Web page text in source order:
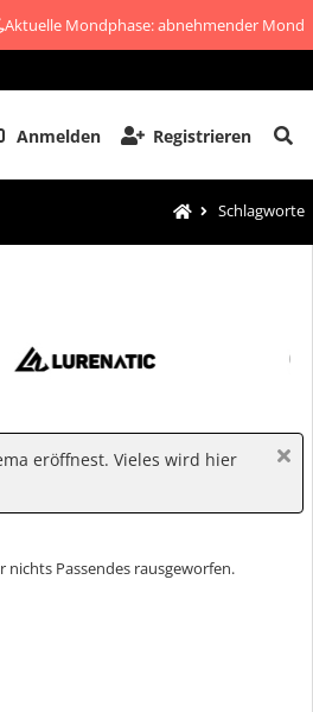
Aktuelle Mondphase: abnehmender Mond
Anmelden Registrieren
Schlagworte
eröffnest. Vieles wird hier
Passendes rausgeworfen.